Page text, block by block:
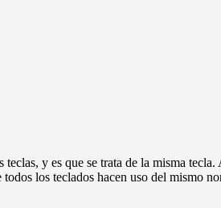
y es que se trata de la misma
los teclados hacen uso del mismo